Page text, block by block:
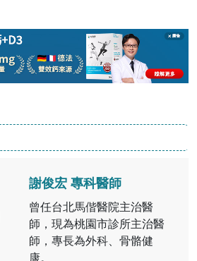
謝俊宏 專科醫師
曾任台北馬偕醫院主治醫
師，現為桃園市診所主治醫
師，專長為外科、骨骼健
康。